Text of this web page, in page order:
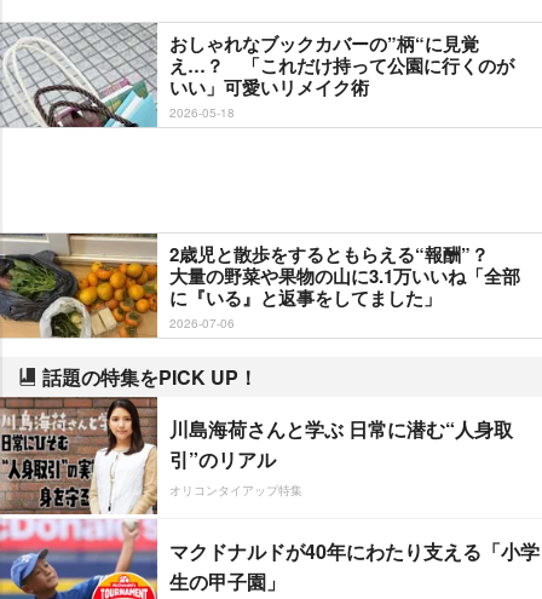
おしゃれなブックカバーの”柄“に見覚
え…？ 「これだけ持って公園に行くのが
いい」可愛いリメイク術
2026-05-18
2歳児と散歩をするともらえる“報酬”？
大量の野菜や果物の山に3.1万いいね「全部
に『いる』と返事をしてました」
2026-07-06
話題の特集をPICK UP！
川島海荷さんと学ぶ 日常に潜む“人身取
引”のリアル
オリコンタイアップ特集
マクドナルドが40年にわたり支える「小学
生の甲子園」